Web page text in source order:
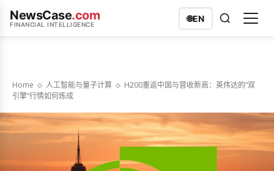
NewsCase.com
FINANCIAL INTELLIGENCE
🌐EN
Home 人工智能与量子计算
H200重返中国与营收新高：英伟达的“双
引擎”行情如何炼成